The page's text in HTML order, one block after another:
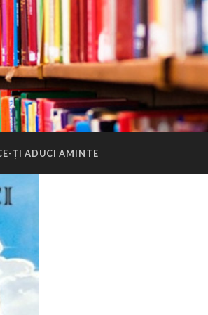
ȚI ADUCI AMINTE